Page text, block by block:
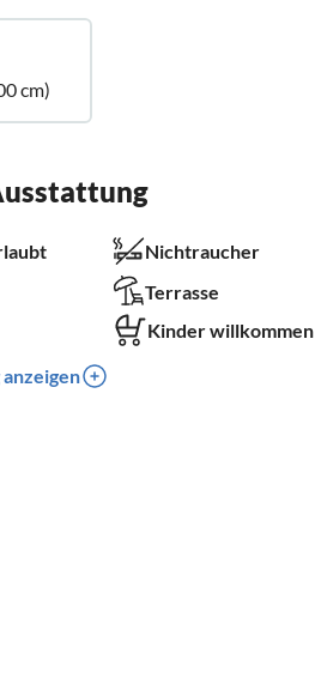
cm)
Nichtraucher
Terrasse
Kinder willkommen